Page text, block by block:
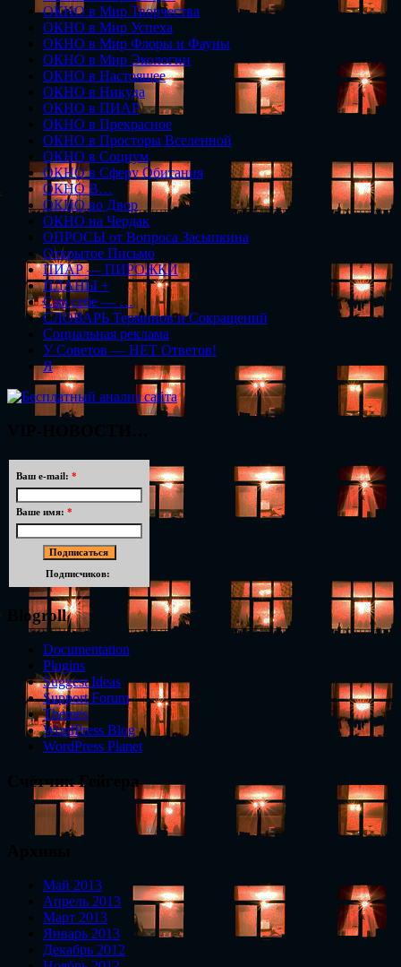
ОКНО в Мир Творчества
ОКНО в Мир Успеха
ОКНО в Мир Флоры и Фауны
ОКНО в Мир Экологии
ОКНО в Настоящее
ОКНО в Никуда
ОКНО в ПИАР
ОКНО в Прекрасное
ОКНО в Просторы Вселенной
ОКНО в Социум
ОКНО в Сферу Обитания
ОКНО В…
ОКНО во Двор
ОКНО на Чердак
ОПРОСЫ от Вопроса Засыпкина
Открытое Письмо
ПИАР — ПИРОЖКИ
ПЛАНЫ +
Сам себе — …
СЛОВАРЬ Терминов и Сокращений
Социальная реклама
У Советов — НЕТ Ответов!
Я
Ваш e-mail: *
Ваше имя: *
Подписчиков:
Blogroll
Documentation
Plugins
Suggest Ideas
Support Forum
Themes
WordPress Blog
WordPress Planet
Счётчик Гейгера
Май 2013
Апрель 2013
Март 2013
Январь 2013
Декабрь 2012